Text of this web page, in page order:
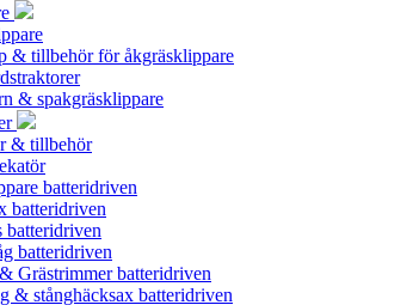
& tillbehör för åkgräsklippare
& spakgräsklippare
& tillbehör
batteridriven
batteridriven
batteridriven
batteridriven
Grästrimmer batteridriven
& stånghäcksax batteridriven